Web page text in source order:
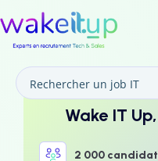
Wake IT Up,
2 000